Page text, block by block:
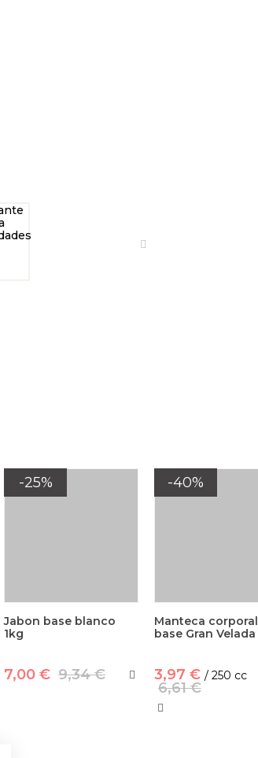
-25%
Jabon base blanco
1kg
7,00 € 9,34 €
-40%
Manteca corporal
base Gran Velada
3,97 € / 250 cc
6,61 €